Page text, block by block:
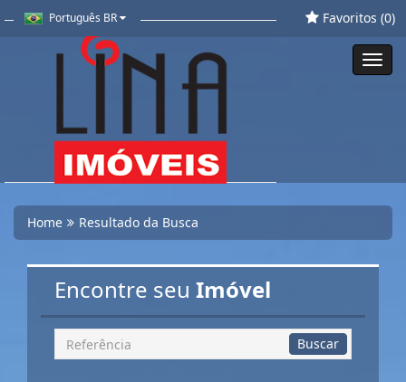
Português BR Favoritos (0)
Home Resultado da Busca
Encontre seu Imóvel
Busca
por
Buscar